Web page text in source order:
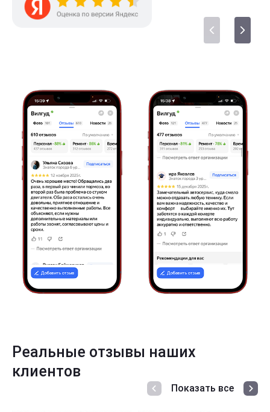
Реальные отзывы наших
клиентов
Показать все